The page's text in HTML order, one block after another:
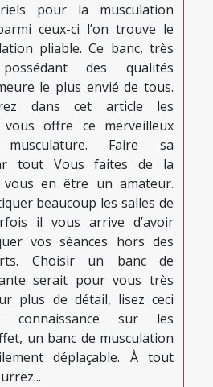
pour la musculation
ceux-ci l’on trouve le
pliable. Ce banc, très
des qualités
le plus envié de tous.
dans cet article les
vous offre ce merveilleux
Faire sa
tout Vous faites de la
vous en être un amateur.
beaucoup les salles de
il vous arrive d’avoir
vos séances hors des
Choisir un banc de
serait pour vous très
plus de détail, lisez ceci
connaissance sur les
un banc de musculation
déplaçable. À tout